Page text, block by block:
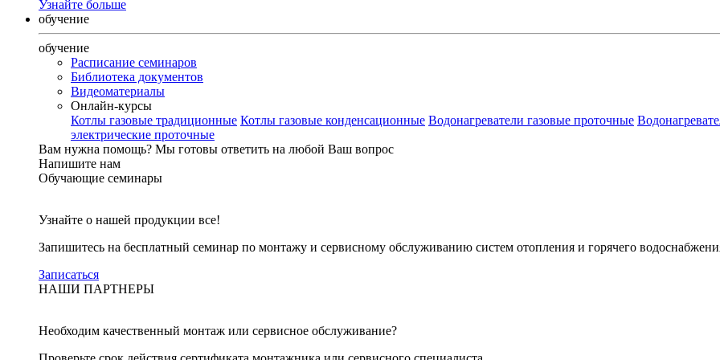
Узнайте больше
обучение
обучение
Расписание семинаров
Библиотека документов
Видеоматериалы
Онлайн-курсы
Котлы газовые традиционные Котлы газовые конденсационные Водонагреватели газовые проточные
электрические проточные
Вам нужна помощь? Мы готовы ответить на любой Ваш вопрос
Напишите нам
Обучающие семинары
Узнайте о нашей продукции все!
Запишитесь на бесплатный семинар по монтажу и сервисному обслуживанию систем отопления и горячего
Записаться
НАШИ ПАРТНЕРЫ
Необходим качественный монтаж или сервисное обслуживание?